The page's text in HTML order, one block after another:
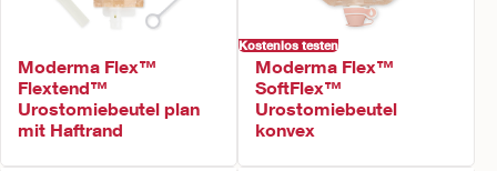
Moderma Flex™
Flextend™
Urostomiebeutel plan
mit Haftrand
Kostenlos testen
Moderma Flex™
SoftFlex™
Urostomiebeutel
konvex